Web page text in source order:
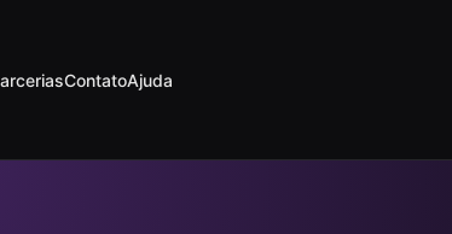
ContatoAjuda